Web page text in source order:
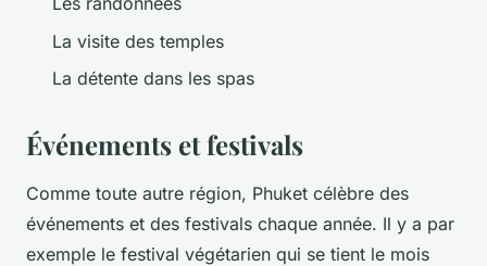
La visite des temples
La détente dans les spas
Événements et festivals
Comme toute autre région, Phuket célèbre des
événements et des festivals chaque année. Il y a par
exemple le festival végétarien qui se tient le mois